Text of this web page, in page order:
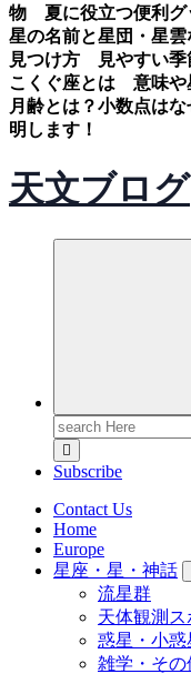
物 夏に役立つ便利グ
星の名前と星団・星
見つけ方 見やすい季
こくぐ座とは 意味や
月齢とは？小数点は
明します！
天文ブログ
Search
for:
Subscribe
Contact Us
Home
Europe
星座・星・神話
流星群
天体観測ス
惑星・小惑
雑学・その